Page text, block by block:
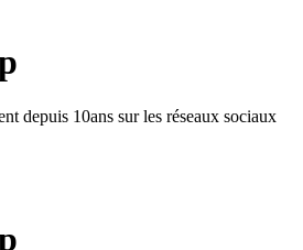
depuis 10ans sur les réseaux sociaux